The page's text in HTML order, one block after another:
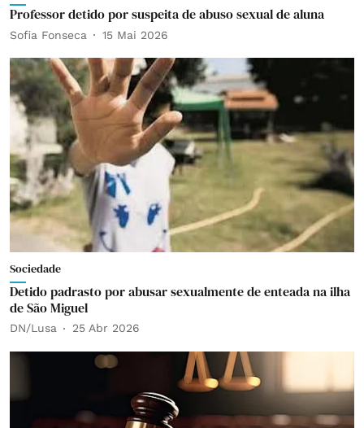
Professor detido por suspeita de abuso sexual de aluna
Sofia Fonseca 15 Mai 2026
Sociedade
Detido padrasto por abusar sexualmente de enteada na ilha
de São Miguel
DN/Lusa 25 Abr 2026